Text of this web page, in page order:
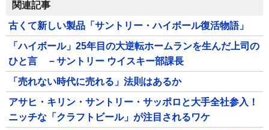
関連記事
古くて新しい製品「サントリー・ハイボール復活物語」
「ハイボール」25年目の大逆転ホームランを生んだ上司の
ひと言 －サントリー ウイスキー部課長
「売れない時代に売れる」法則はあるか
アサヒ・キリン・サントリー・サッポロと大手全社参入！
ニッチな「クラフトビール」が注目されるワケ